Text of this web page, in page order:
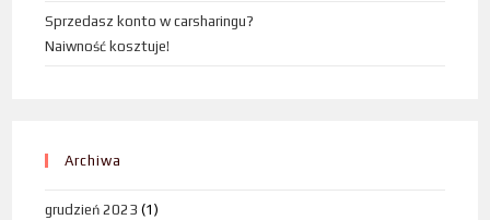
Sprzedasz konto w carsharingu?
Naiwność kosztuje!
Archiwa
grudzień 2023 (1)